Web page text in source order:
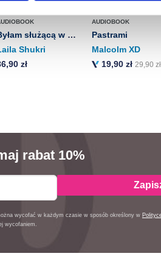
.
Byłam służącą w arabskich pałacach
Shukri
zł
AUDIOBOOK
Pastrami
Malcolm XD
19,90 zł 29,90 zł
rabat 10%
wycofać w każdym czasie w sposób określony w
wycofaniem.